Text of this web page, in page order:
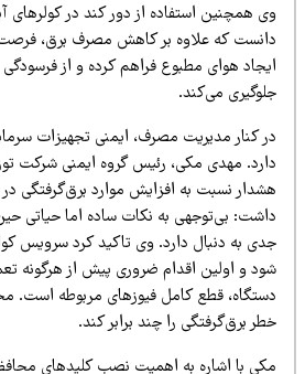
همچنین استفاده از دور کند در کولرهای آبی را
که علاوه بر کاهش مصرف برق، فرصت
هوای مطبوع فراهم کرده و از فرسودگی
می‌کند.
کنار مدیریت مصرف، ایمنی تجهیزات سرمایشی
مهدی مکی، رئیس گروه ایمنی شرکت توزیع
نسبت به افزایش موارد برق‌گرفتگی در فصل
بی‌توجهی به نکات ساده اما حیاتی حین
به دنبال دارد. وی تاکید کرد سرویس کولر
و اولین اقدام ضروری پیش از هرگونه تعمیر
قطع کامل فیوزهای مربوطه است. محیط
برق‌گرفتگی را چند برابر کند.